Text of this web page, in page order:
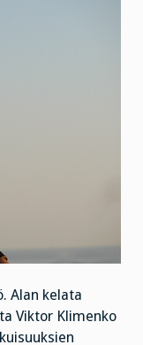
Alan kelata
Viktor Klimenko